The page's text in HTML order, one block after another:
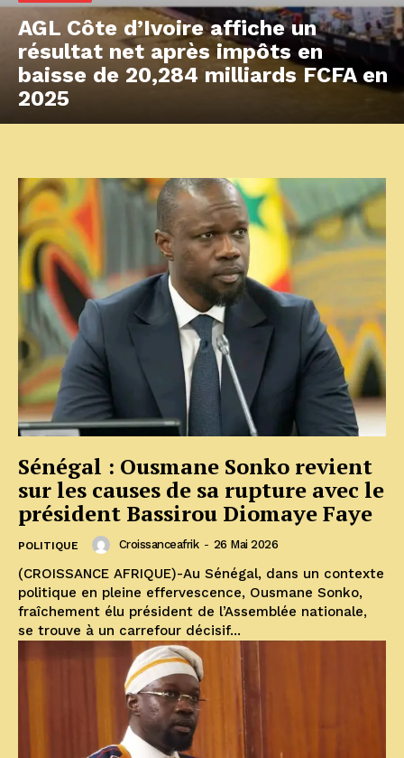
AGL Côte d’Ivoire affiche un
résultat net après impôts en
baisse de 20,284 milliards FCFA en
2025
Sénégal : Ousmane Sonko revient
sur les causes de sa rupture avec le
président Bassirou Diomaye Faye
POLITIQUE Croissanceafrik - 26 Mai 2026
(CROISSANCE AFRIQUE)-Au Sénégal, dans un contexte
politique en pleine effervescence, Ousmane Sonko,
fraîchement élu président de l’Assemblée nationale,
se trouve à un carrefour décisif...